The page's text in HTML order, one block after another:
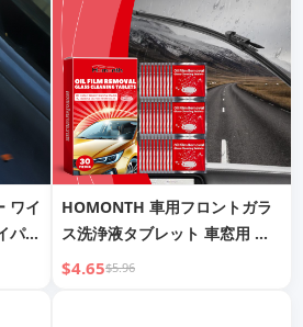
ワイ
パー
ッ
HOMONTH 車用フロントガラ
ス洗浄液タブレット 車窓用 雨
除け 防水 カーガラス用 曇り止
$4.65$5.96